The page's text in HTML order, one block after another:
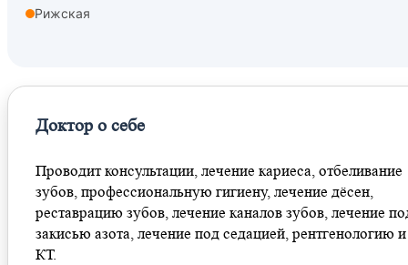
Рижская
Доктор о себе
Проводит консультации, лечение кариеса, отбеливание
зубов, профессиональную гигиену, лечение дёсен,
реставрацию зубов, лечение каналов зубов, лечение
закисью азота, лечение под седацией, рентгенологию и
КТ.